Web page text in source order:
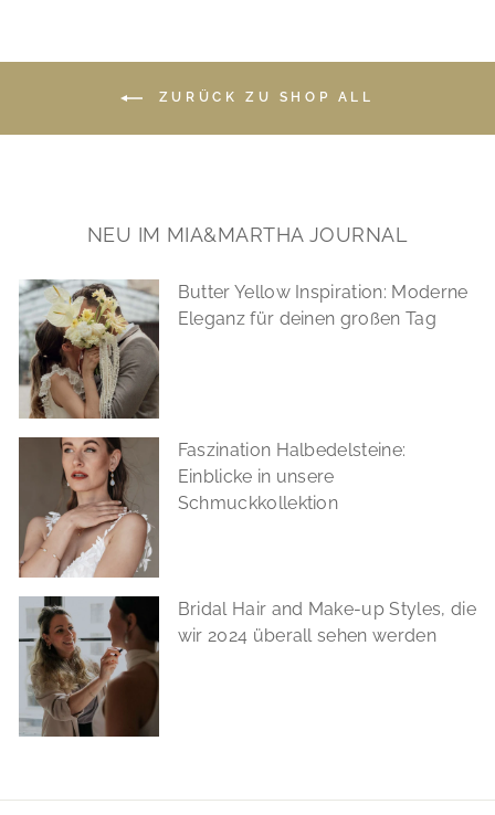
ZURÜCK ZU SHOP ALL
NEU IM MIA&MARTHA JOURNAL
Butter Yellow Inspiration: Moderne
Eleganz für deinen großen Tag
Faszination Halbedelsteine:
Einblicke in unsere
Schmuckkollektion
Bridal Hair and Make-up Styles, die
wir 2024 überall sehen werden